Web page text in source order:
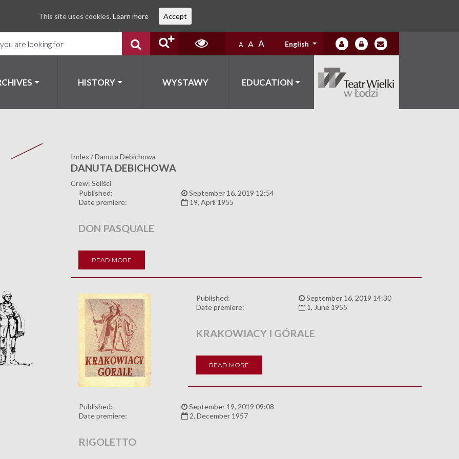
A A A English
HISTORY WYSTAWY EDUCATION
Index/Danuta Debichowa
DANUTA DEBICHOWA
Crew: Soliści
Published:
September 16, 2019 12:54
Date premiere:
19, April 1955
DON PASQUALE
READ MORE
Published:
September 16, 2019 14:30
Date premiere:
1, June 1955
KRAKOWIACY I GÓRALE
READ MORE
Published:
September 19, 2019 09:08
Date premiere:
2, December 1957
RIGOLETTO
This site uses cookies. Learn more Accept